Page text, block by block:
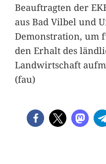
Beauftragten der
aus Bad Vilbel und
Demonstration, um
den Erhalt des
Landwirtschaft
(fau)